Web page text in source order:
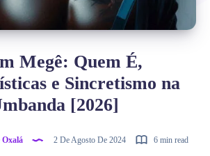
Megê: Quem É,
e Sincretismo na
[2026]
2 De Agosto De 2024 6 min read